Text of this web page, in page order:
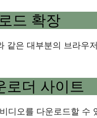
드 확장
은 대부분의 브라우
로더 사이트
디오를 다운로드할 수